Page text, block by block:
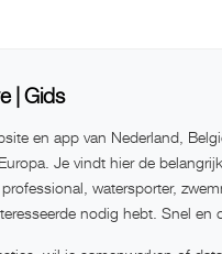
| Gids
en app van Nederland,
Je vindt hier de
watersporter,
nodig hebt. Snel en